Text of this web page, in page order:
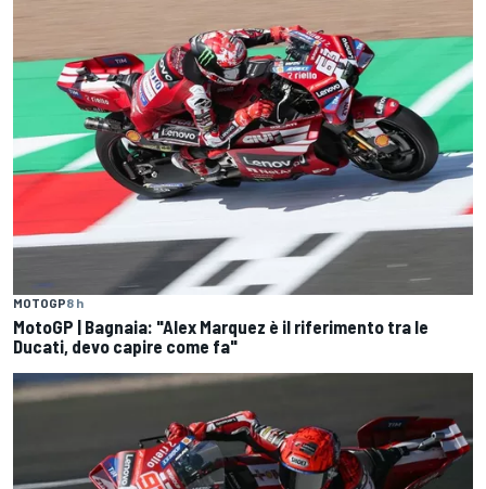
MOTOGP8 h
MotoGP | Bagnaia: "Alex Marquez è il riferimento tra le
Ducati, devo capire come fa"